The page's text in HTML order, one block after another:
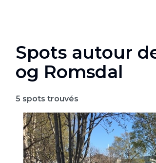
Spots autour
og Romsdal
5 spots trouvés